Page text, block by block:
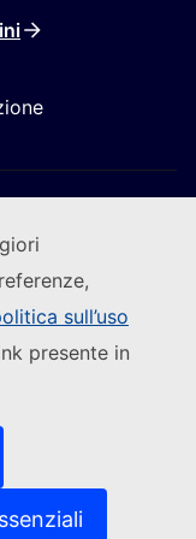
sull’uso
presente in